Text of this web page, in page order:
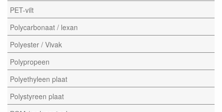
PET-vilt
Polycarbonaat / lexan
Polyester / Vivak
Polypropeen
Polyethyleen plaat
Polystyreen plaat